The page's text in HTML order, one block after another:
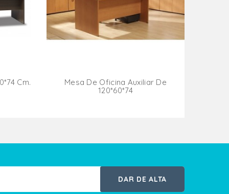
Cm.
Mesa De Oficina Auxiliar De
120*60*74
DAR DE ALTA